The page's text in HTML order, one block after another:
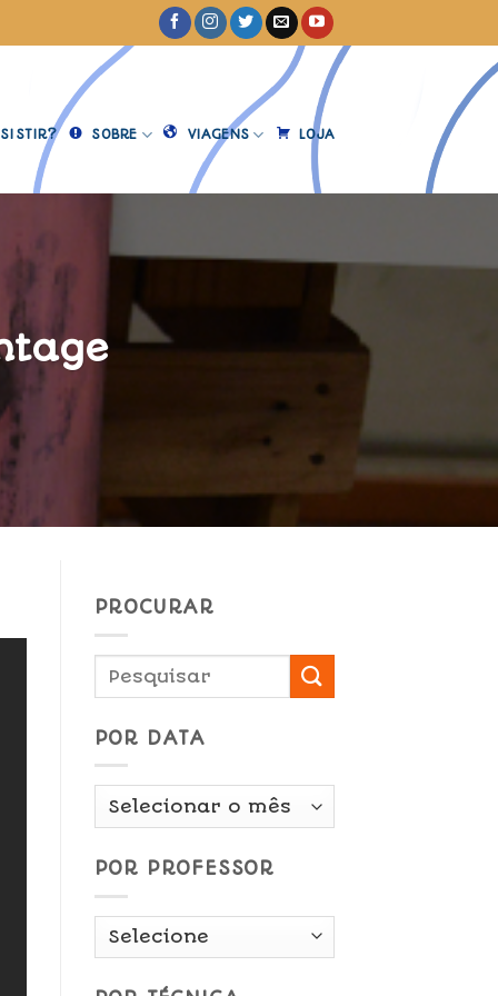
SOBRE VIAGENS LOJA
PROCURAR
POR DATA
Por
POR PROFESSOR